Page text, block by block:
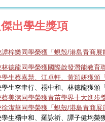
出學生獎項
譚梓樂同學榮獲「蜆殼/港島青商
林德龍同學榮獲國際啟發潛能教育
學生蔡嘉慧、江卓軒、黃穎妍獲頒
學生李聿行、禤中和、林德龍獲頒
蔡美潔同學榮獲青苗學界十大進步
徐潔華同學榮獲「蜆殼/港島青商
學生禤中和、羅詠祈、譚子健均榮